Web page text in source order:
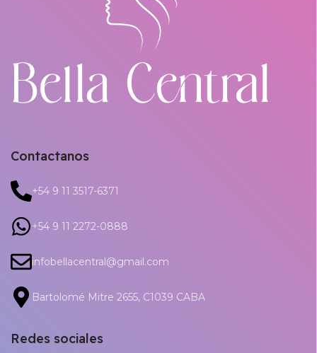
Contactanos
+54 9 11 3517-6371
+54 9 11 2272-0888
infobellacentral@gmail.com
Bartolomé Mitre 2655, C1039 CABA
Redes sociales